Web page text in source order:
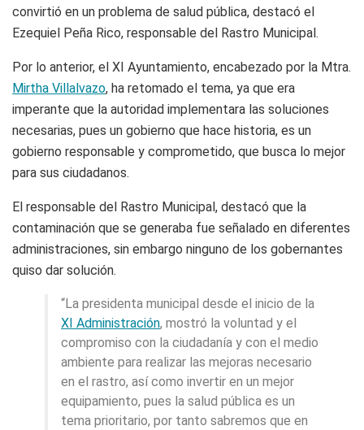
convirtió en un problema de salud pública, destacó el
Ezequiel Peña Rico, responsable del Rastro Municipal.
Por lo anterior, el XI Ayuntamiento, encabezado por la Mtra.
Mirtha Villalvazo, ha retomado el tema, ya que era
imperante que la autoridad implementara las soluciones
necesarias, pues un gobierno que hace historia, es un
gobierno responsable y comprometido, que busca lo mejor
para sus ciudadanos.
El responsable del Rastro Municipal, destacó que la
contaminación que se generaba fue señalado en diferentes
administraciones, sin embargo ninguno de los gobernantes
quiso dar solución.
“La presidenta municipal desde el inicio de la
XI Administración, mostró la voluntad y el
compromiso con la ciudadanía y con el medio
ambiente para realizar las mejoras necesario
en el rastro, así como invertir en un mejor
equipamiento, pues la salud pública es un
tema prioritario, por tanto sabremos que en